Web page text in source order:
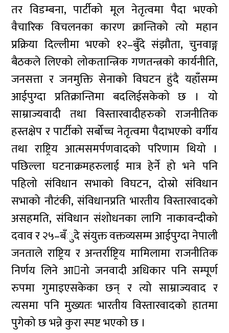
तर विडम्बना, पार्टीको मूल नेतृत्वमा पैदा भएको
वैचारिक विचलनका कारण क्रान्तिको त्यो महान
प्रक्रिया दिल्लीमा भएको १२–बुँदे संझौता, चुनवाङ्ग
बैठकले लिएको लोकतान्त्रिक गणतन्त्रको कार्यनीति,
जनसत्ता र जनमुक्ति सेनाको विघटन हुंदै यहाँसम्म
आईपुग्दा प्रतिक्रान्तिमा बदलिईसकेको छ । यो
साम्राज्यवादी तथा विस्तारवादीहरुको राजनीतिक
हस्तक्षेप र पार्टीको सर्बोच्च नेतृत्वमा पैदाभएको वर्गीय
तथा राष्ट्रिय आत्मसमर्पणवादको परिणाम थियो ।
पछिल्ला घटनाक्रमहरुलाई मात्र हेर्ने हो भने पनि
पहिलो संविधान सभाको विघटन, दोस्रो संविधान
सभाको नौटंकी, संविधानप्रति भारतीय विस्तारवादको
असहमति, संविधान संशोधनका लागि नाकावन्दीको
दवाव र २५–बँुदे संयुक्त वक्तव्यसम्म आईपुग्दा नेपाली
जनताले राष्ट्रिय र अन्तर्राष्ट्रिय मामिलामा राजनीतिक
निर्णय लिने आनो जनवादी अधिकार पनि सम्पूर्ण
रुपमा गुमाइएसकेका छन् र त्यो साम्राज्यवाद र
त्यसमा पनि मुख्यतः भारतीय विस्तारवादको हातमा
पुगेको छ भन्ने कुरा स्पष्ट भएको छ ।